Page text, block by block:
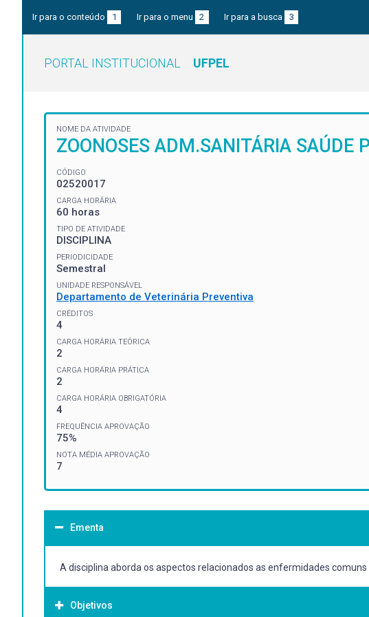
Ir para o conteúdo 1 Ir para o menu 2 Ir para a busca 3
PORTAL INSTITUCIONAL UFPEL
NOME DA ATIVIDADE
ZOONOSES ADM.SANITÁRIA SAÚDE
CÓDIGO
02520017
CARGA HORÁRIA
60 horas
TIPO DE ATIVIDADE
DISCIPLINA
PERIODICIDADE
Semestral
UNIDADE RESPONSÁVEL
Departamento de Veterinária Preventiva
CRÉDITOS
4
CARGA HORÁRIA TEÓRICA
2
CARGA HORÁRIA PRÁTICA
2
CARGA HORÁRIA OBRIGATÓRIA
4
FREQUÊNCIA APROVAÇÃO
75%
NOTA MÉDIA APROVAÇÃO
7
Ementa
A disciplina aborda os aspectos relacionados as enfermidades
Objetivos